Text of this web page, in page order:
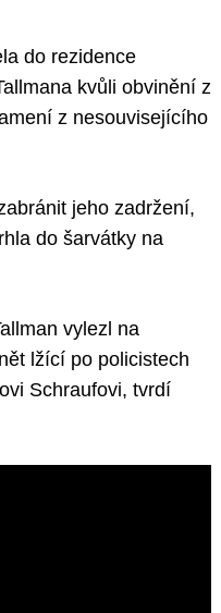
do rezidence
kvůli obvinění z
z nesouvisejícího
jeho zadržení,
do šarvátky na
vylezl na
lžící po policistech
Schraufovi, tvrdí